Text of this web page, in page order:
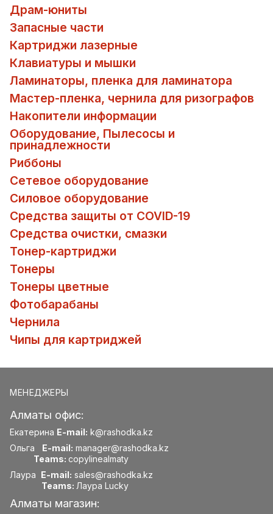
Драм-юниты
Запасные части
Картриджи лазерные
Клавиатуры и мышки
Ламинаторы, пленка для ламинатора
Мастер-пленка, чернила для ризографов
Накопители информации
Оборудование, Пылесосы и
принадлежности
Риббоны
Сетевое оборудование
Силовое оборудование
Средства защиты от COVID-19
Средства очистки, смазки
Тонер-картриджи
Тонеры
Тонеры цветные
Фотобарабаны
Чернила
Чипы для картриджей
МЕНЕДЖЕРЫ
Алматы офис:
Екатерина E-mail: k@rashodka.kz
Ольга E-mail: manager@rashodka.kz
Teams: copylinealmaty
Лаура E-mail: sales@rashodka.kz
Teams: Лаура Lucky
Алматы магазин: